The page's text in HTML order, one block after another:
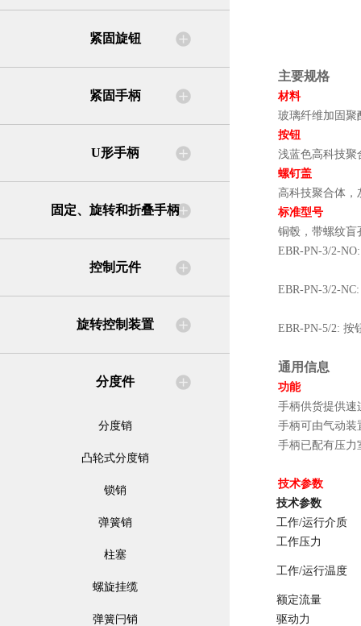
紧固旋钮
紧固手柄
U形手柄
固定、旋转和折叠手柄
控制元件
旋转控制装置
分度件
分度销
凸轮式分度销
锁销
弹簧销
柱塞
螺旋挂缆
弹簧闩销
主要规格
材料
玻璃纤维加固聚
按钮
浅蓝色高科技聚
螺钉盖
高科技聚合体
标准型号
铜毂，带螺纹盲
EBR-PN-3/2-
EBR-PN-3/2-
EBR-PN-5/2: 按
通用信息
功能
手柄供货提供速
手柄可由气动装
手柄已配有压力
技术参数
技术参数
工作/运行介质
工作压力
工作/运行温度
额定流量
驱动力